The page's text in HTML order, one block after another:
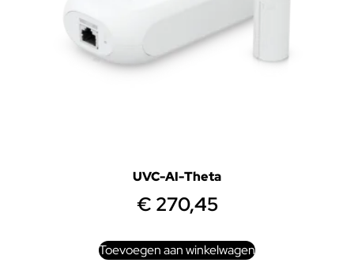
UVC-AI-Theta
€ 270,45
Toevoegen aan winkelwagen